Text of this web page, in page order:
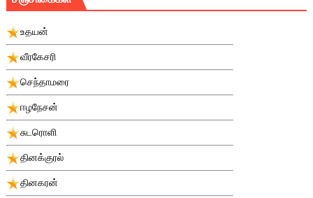
உதயன்
வீரகேசரி
செந்தாமரை
ஈழநேசன்
சுடரொளி
தினக்குரல்
தினகரன்